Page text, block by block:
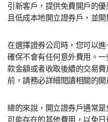
引新客戶，提供免費開戶的
且低成本地開立證券戶，並開
在選擇證券公司時，您可以
確保不會有任何意外費用。
款金額或者收取後續的交易
前，請務必詳細閱讀相關的開
總的來說，開立證券戶通常
可能存在的其他費用，以免日